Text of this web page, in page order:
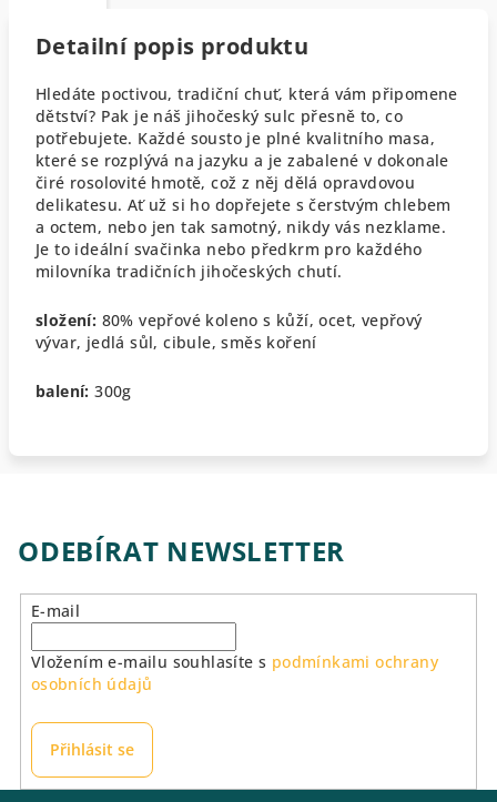
Detailní popis produktu
Hledáte poctivou, tradiční chuť, která vám připomene
dětství? Pak je náš jihočeský sulc přesně to, co
potřebujete. Každé sousto je plné kvalitního masa,
které se rozplývá na jazyku a je zabalené v dokonale
čiré rosolovité hmotě, což z něj dělá opravdovou
delikatesu. Ať už si ho dopřejete s čerstvým chlebem
a octem, nebo jen tak samotný, nikdy vás nezklame.
Je to ideální svačinka nebo předkrm pro každého
milovníka tradičních jihočeských chutí.
složení: 80% vepřové koleno s kůží, ocet, vepřový
vývar, jedlá sůl, cibule, směs koření
balení: 300g
ODEBÍRAT NEWSLETTER
E-mail
Vložením e-mailu souhlasíte s podmínkami ochrany
osobních údajů
Přihlásit se